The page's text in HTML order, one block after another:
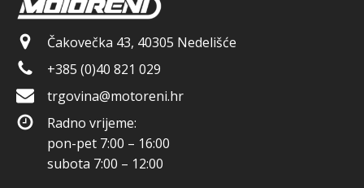
Čakovečka 43, 40305 Nedelišće
+385 (0)40 821 029
trgovina@motoreni.hr
Radno vrijeme:
pon-pet 7:00 – 16:00
subota 7:00 – 12:00